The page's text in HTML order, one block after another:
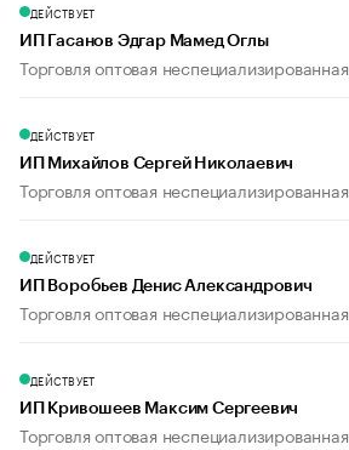
ДЕЙСТВУЕТ
ИП Гасанов Эдгар Мамед Оглы
Торговля оптовая неспециализированная
ДЕЙСТВУЕТ
ИП Михайлов Сергей Николаевич
Торговля оптовая неспециализированная
ДЕЙСТВУЕТ
ИП Воробьев Денис Александрович
Торговля оптовая неспециализированная
ДЕЙСТВУЕТ
ИП Кривошеев Максим Сергеевич
Торговля оптовая неспециализированная